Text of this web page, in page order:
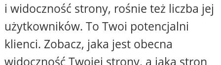
i widoczność strony, rośnie też liczba jej
użytkowników. To Twoi potencjalni
klienci. Zobacz, jaka jest obecna
widoczność Twojej strony, a jaka stron